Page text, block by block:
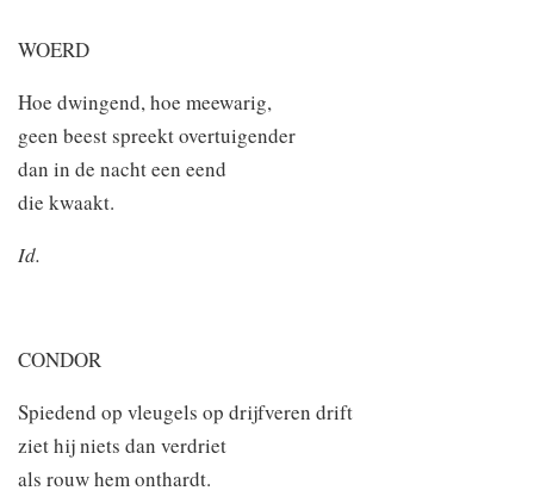
WOERD
Hoe dwingend, hoe meewarig,
geen beest spreekt overtuigender
dan in de nacht een eend
die kwaakt.
Id.
CONDOR
Spiedend op vleugels op drijfveren drift
ziet hij niets dan verdriet
als rouw hem onthardt.